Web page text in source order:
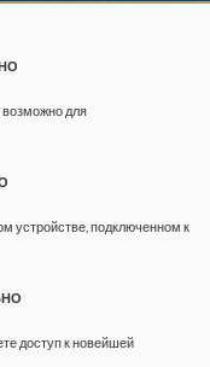
для
устройстве, подключенном к
доступ к новейшей
ведомости
Информационный